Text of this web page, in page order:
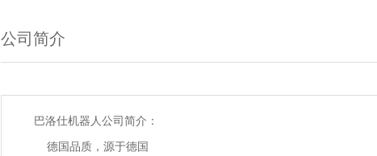
公司简介
巴洛仕机器人公司简介：
德国品质，源于德国